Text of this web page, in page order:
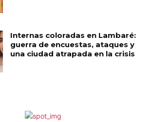
Internas coloradas en Lambaré:
guerra de encuestas, ataques y
una ciudad atrapada en la crisis